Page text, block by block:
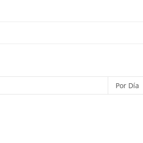
Por Día